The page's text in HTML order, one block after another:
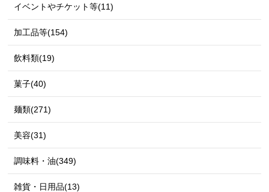
イベントやチケット等(11)
加工品等(154)
飲料類(19)
菓子(40)
麺類(271)
美容(31)
調味料・油(349)
雑貨・日用品(13)